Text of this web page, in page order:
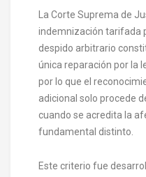
La Corte Suprema de
indemnización tarifada
despido arbitrario
única reparación por la
por lo que el
adicional solo procede
cuando se acredita la
fundamental distinto.
Este criterio fue